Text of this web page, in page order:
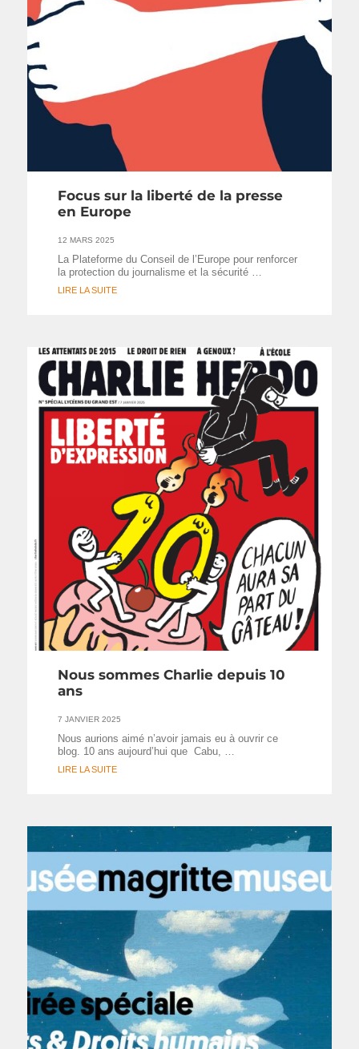
Focus sur la liberté de la presse
en Europe
12 MARS 2025
La Plateforme du Conseil de l’Europe pour renforcer
la protection du journalisme et la sécurité …
LIRE LA SUITE
Nous sommes Charlie depuis 10
ans
7 JANVIER 2025
Nous aurions aimé n’avoir jamais eu à ouvrir ce
blog. 10 ans aujourd’hui que Cabu, …
LIRE LA SUITE